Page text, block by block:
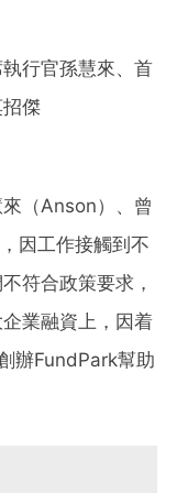
行官孫慧來、首
傑
（Anson）、曾
因工作接觸到不
符合政策要求，
業融資上，因着
辦FundPark幫助